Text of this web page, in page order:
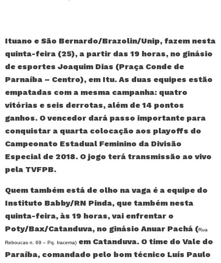
Ituano e São Bernardo/Brazolin/Unip, fazem nesta
quinta-feira (25), a partir das 19 horas, no ginásio
de esportes Joaquim Dias (Praça Conde de
Parnaíba – Centro), em Itu. As duas equipes estão
empatadas com a mesma campanha: quatro
vitórias e seis derrotas, além de 14 pontos
ganhos. O vencedor dará passo importante para
conquistar a quarta colocação aos playoffs do
Campeonato Estadual Feminino da Divisão
Especial de 2018. O jogo terá transmissão ao vivo
pela TVFPB.
Quem também está de olho na vaga é a equipe do
Instituto Babby/RN Pinda, que também nesta
quinta-feira, às 19 horas, vai enfrentar o
Poty/Bax/Catanduva, no ginásio Anuar Pachá (Rua
Reboucas n. 69 – Pq. Iracema) em Catanduva. O time do Vale do
Paraíba, comandado pelo bom técnico Luís Paulo